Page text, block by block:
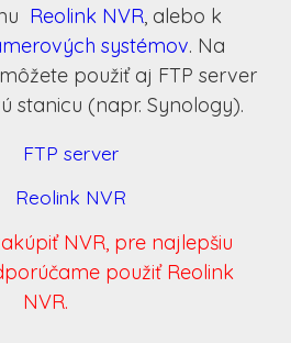
Reolink NVR, alebo k
systémov. Na
použiť aj FTP server
stanicu (napr. Synology).
FTP server
Reolink NVR
NVR, pre najlepšiu
použiť Reolink
NVR.